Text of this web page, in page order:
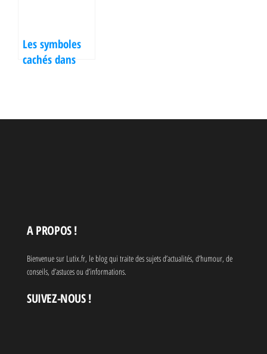
Les symboles
cachés dans
vous surprendre
A PROPOS !
Bienvenue sur Lutix.fr, le blog qui traite des sujets d’actualités, d’humour, de
conseils, d’astuces ou d’informations.
SUIVEZ-NOUS !